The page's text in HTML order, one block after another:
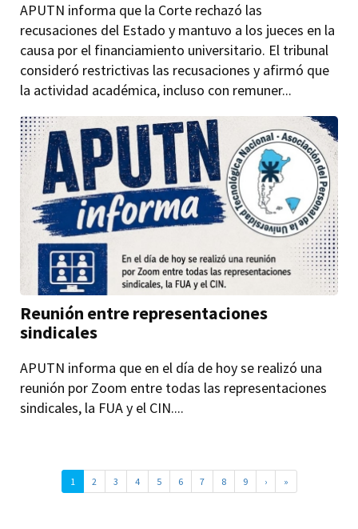
APUTN informa que la Corte rechazó las
recusaciones del Estado y mantuvo a los jueces en la
causa por el financiamiento universitario. El tribunal
consideró restrictivas las recusaciones y afirmó que
la actividad académica, incluso con remuner...
Reunión entre representaciones
sindicales
APUTN informa que en el día de hoy se realizó una
reunión por Zoom entre todas las representaciones
sindicales, la FUA y el CIN....
1 2 3 4 5 6 7 8 9 › »